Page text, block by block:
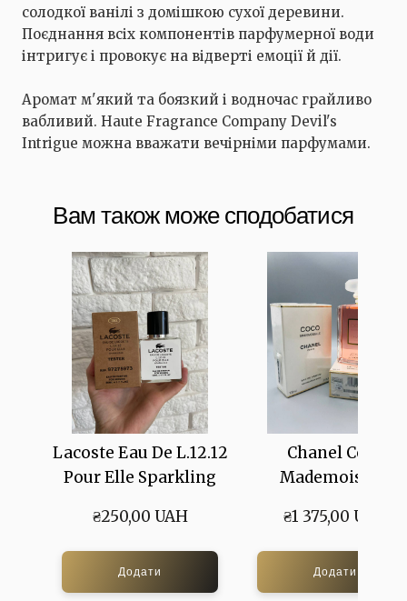
солодкої ванілі з домішкою сухої деревини.
Поєднання всіх компонентів парфумерної води
інтригує і провокує на відверті емоції й дії.
Аромат м'який та боязкий і водночас грайливо
вабливий. Haute Fragrance Company Devil's
Intrigue можна вважати вечірніми парфумами.
Вам також може сподобатися
Lacoste Eau De L.12.12
Pour Elle Sparkling
₴250,00 UAH
Додати
Chanel Coco
Mademoiselle
₴1 375,00 UAH
Додати